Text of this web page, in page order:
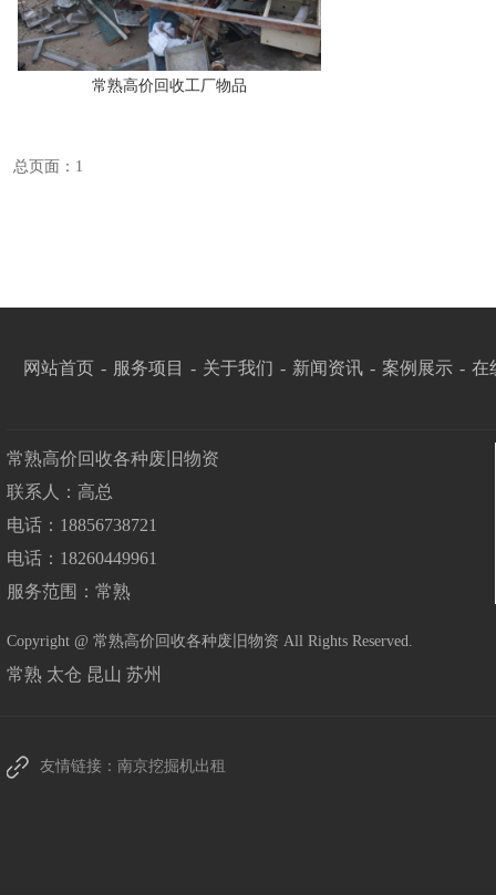
常熟高价回收工厂物品
总页面：1
网站首页 - 服务项目 - 关于我们 - 新闻资讯 - 案例展示 - 在
常熟高价回收各种废旧物资
联系人：高总
电话：18856738721
电话：18260449961
服务范围：常熟
Copyright @ 常熟高价回收各种废旧物资 All Rights Reserved.
常熟 太仓 昆山 苏州
友情链接： 南京挖掘机出租